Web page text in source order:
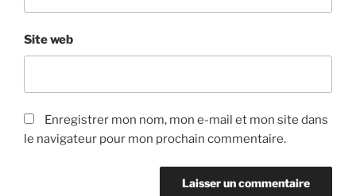
Site web
Enregistrer mon nom, mon e-mail et mon site dans
le navigateur pour mon prochain commentaire.